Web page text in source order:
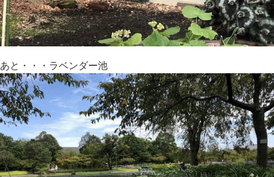
あと・・・ラベンダー池